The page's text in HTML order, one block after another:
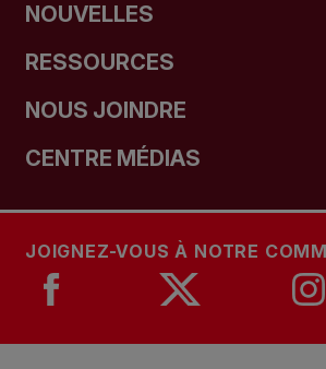
NOUVELLES
RESSOURCES
NOUS JOINDRE
CENTRE MÉDIAS
JOIGNEZ-VOUS À NOTRE